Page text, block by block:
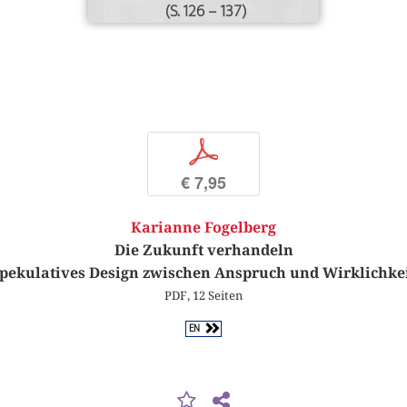
(S. 126 – 137)
p
€ 7,95
Karianne Fogelberg
Die Zukunft verhandeln
Design zwischen Anspruch und
PDF, 12 Seiten
EN